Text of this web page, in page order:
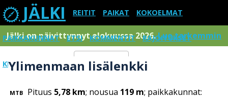
JÄLKI REITIT PAIKAT KOKOELMAT
PAIKKAKUNNAT ETSI KOMMENTIT RAJOITUKSET
KIRJAUDU SISÄÄN Menu
Jälki on päivittynnyt elokuussa 2026.Lue tarkemmin
Ylimenmaan lisälenkki
MTB Pituus 5,78 km; nousua 119 m; paikkakunnat: